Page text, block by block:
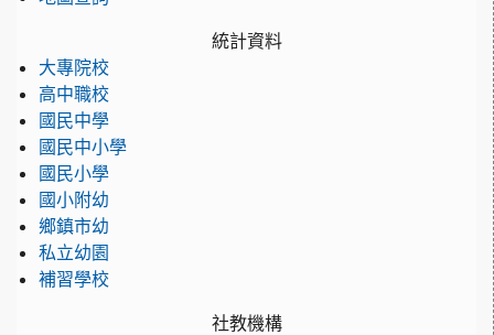
統計資料
大專院校
高中職校
國民中學
國民中小學
國民小學
國小附幼
鄉鎮市幼
私立幼園
補習學校
社教機構